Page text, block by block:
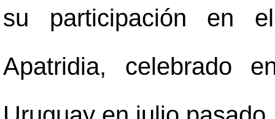
su participación en
Apatridia, celebrado